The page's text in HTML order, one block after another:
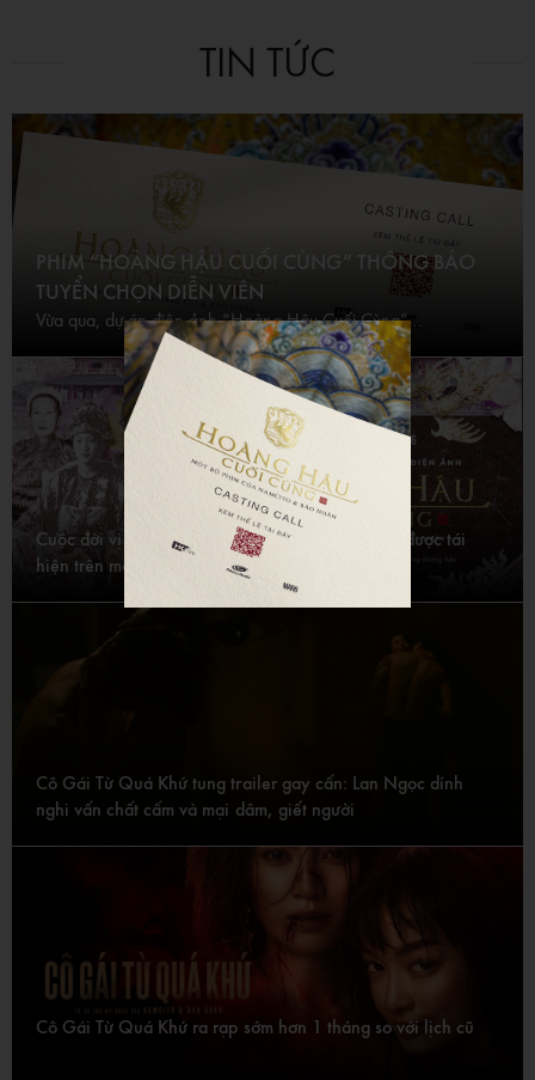
TIN TỨC
PHIM “HOÀNG HẬU CUỐI CÙNG” THÔNG BÁO
TUYỂN CHỌN DIỄN VIÊN
Vừa qua, dự án điện ảnh “Hoàng Hậu Cuối Cùng”...
Cuộc đời vị Hoàng hậu cuối cùng của Việt Nam được tái
hiện trên màn ảnh rộng
Cô Gái Từ Quá Khứ tung trailer gay cấn: Lan Ngọc dính
nghi vấn chất cấm và mại dâm, giết người
Cô Gái Từ Quá Khứ ra rạp sớm hơn 1 tháng so với lịch cũ